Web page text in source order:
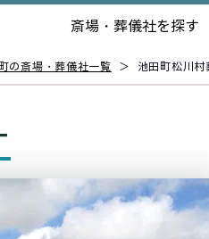
斎場・葬儀社を探す
の斎場・葬儀社一覧 ＞ 池田町松川村